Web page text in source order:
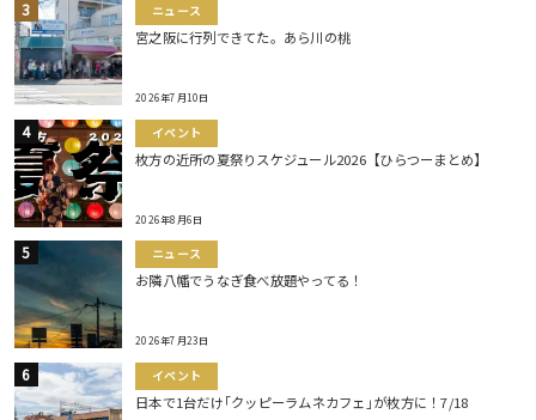
ニュース
宮之阪に行列できてた。あら川の桃
2026年7月10日
イベント
枚方の近所の夏祭りスケジュール2026【ひらつーまとめ】
2026年8月6日
ニュース
お隣八幡でうなぎ食べ放題やってる！
2026年7月23日
イベント
日本で1台だけ｢クッピーラムネカフェ｣が枚方に！7/18